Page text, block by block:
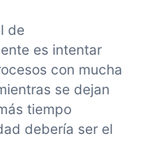
de
es intentar
con mucha
se dejan
tiempo
debería ser el